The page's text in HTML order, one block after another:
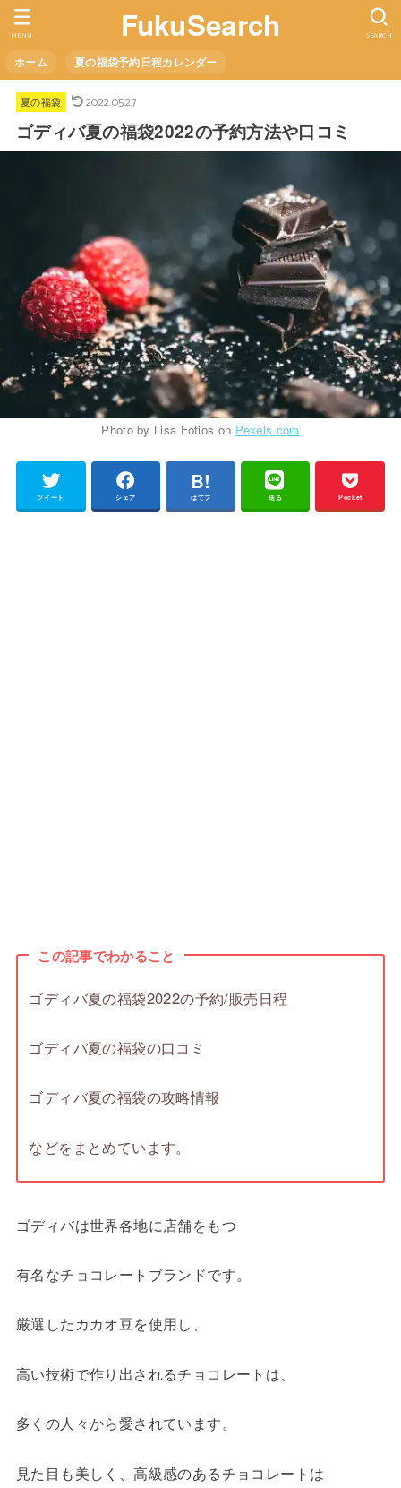
FukuSearch
ホーム 夏の福袋予約日程カレンダー
SEARCH
MENU
夏の福袋 2022.05.27
ゴディバ夏の福袋2022の予約方法や口コミ
Photo by Lisa Fotios on Pexels.com
ツイート シェア はてブ 送る Pocket
この記事でわかること
ゴディバ夏の福袋2022の予約/販売日程
ゴディバ夏の福袋の口コミ
ゴディバ夏の福袋の攻略情報
などをまとめています。
ゴディバは世界各地に店舗をもつ
有名なチョコレートブランドです。
厳選したカカオ豆を使用し、
高い技術で作り出されるチョコレートは、
多くの人々から愛されています。
見た目も美しく、高級感のあるチョコレートは